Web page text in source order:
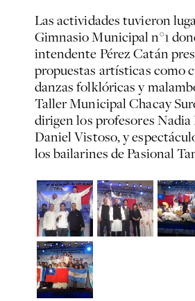
Las actividades tuvieron
Gimnasio Municipal n°1
intendente Pérez Catán
propuestas artísticas como
danzas folklóricas y
Taller Municipal Chacay
dirigen los profesores Nadia
Daniel Vistoso, y
los bailarines de Pasional